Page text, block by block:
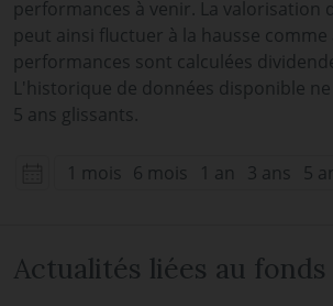
performances à venir. La valorisation
peut ainsi fluctuer à la hausse comme
performances sont calculées
L'historique de données disponible
5 ans glissants.
1 mois 6 mois 1 an 3 ans 5
Actualités liées au fonds